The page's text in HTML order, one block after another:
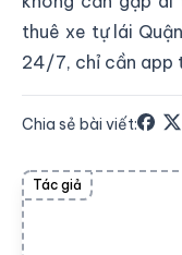
thuê xe tự lái
24/7, chỉ cần app
Chia sẻ bài viết:
Tác giả